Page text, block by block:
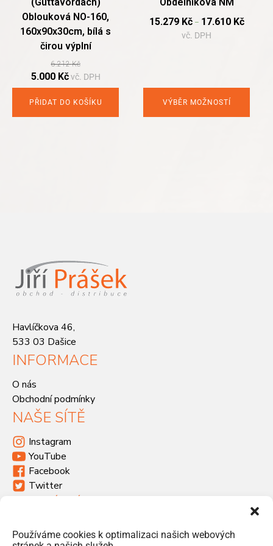
Používáme cookies k optimalizaci našich webových
Oblouková NO-160,
160x90x30cm, bílá s
čirou výplní
6.212Kč
Original
was:
6.212 Kč.
5.000 KčCurrent
5.000 Kč.
vč. DPH
PŘIDAT DO KOŠÍKU
15.279 Kč– 17.610 Kč
vč. DPH
VÝBĚR MOŽNOSTÍ
product
page
Havlíčkova 46,
533 03 Dašice
INFORMACE
O nás
Obchodní podmínky
NAŠE SÍTĚ
Instagram
YouTube
Facebook
Twitter
Havlíčkova 46, 533 03 Dašice
+420 466 951 103